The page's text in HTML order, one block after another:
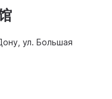
ул. Большая